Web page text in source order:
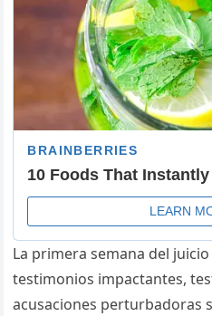
La primera semana del
testimonios impactantes,
acusaciones perturbadoras